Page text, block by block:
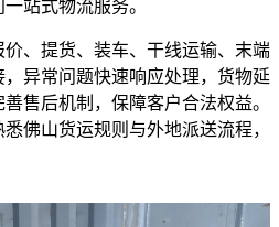
站式物流服务。
、提货、装车、干线运输、末端
异常问题快速响应处理，货物延
售后机制，保障客户合法权益。
佛山货运规则与外地派送流程，